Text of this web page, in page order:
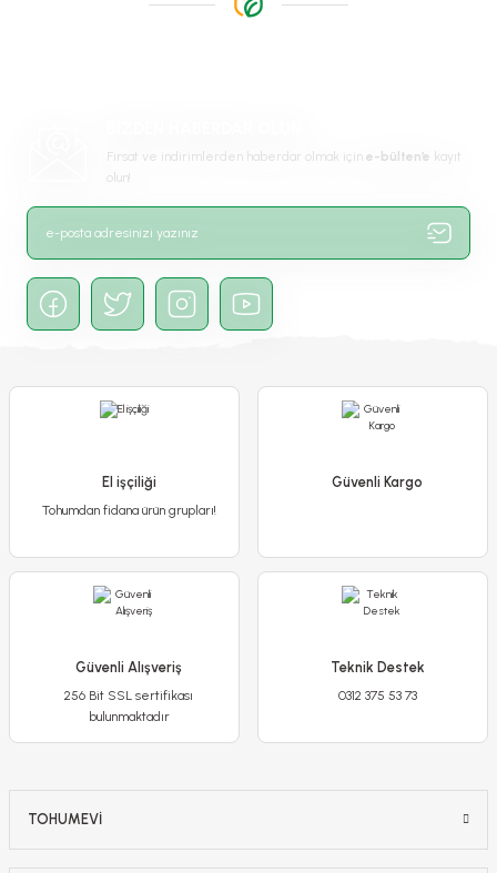
Ürün resmi kalitesiz, bozuk veya görüntülenemiyor.
Gönder
Abba Lale Soğanı
Stokta Yok
Akebono Lale Soğanı
50,00 TL
Stokta Yok
Alaaddin Lale Soğanı
Alectrik Lale Soğan
45,00 TL
Rococo Parrot Lale Soğanı - Tulipa
Stokta Yok
Fırsat ve indirimlerden haberdar olmak için e-bülten’e kayıt
olun!
El işçiliği
Tohumdan fidana ürün grupları!
Güvenli Kargo
Güvenli Alışveriş
256 Bit SSL sertifikası
bulunmaktadır
Teknik Destek
0312 375 53 73
TOHUMEVİ